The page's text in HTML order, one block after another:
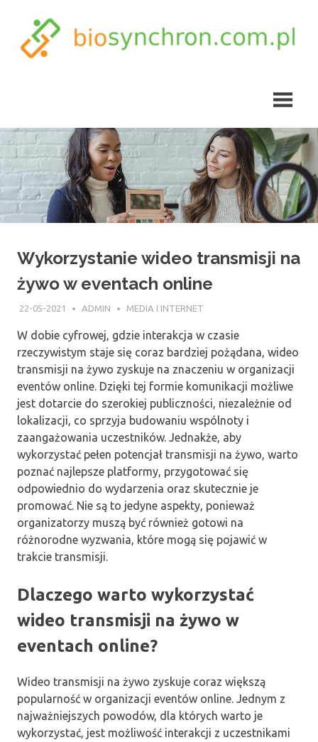
content
Wykorzystanie wideo transmisji na
żywo w eventach online
22-05-2021 ADMIN MEDIA I INTERNET
W dobie cyfrowej, gdzie interakcja w czasie
rzeczywistym staje się coraz bardziej pożądana, wideo
transmisji na żywo zyskuje na znaczeniu w organizacji
eventów online. Dzięki tej formie komunikacji możliwe
jest dotarcie do szerokiej publiczności, niezależnie od
lokalizacji, co sprzyja budowaniu wspólnoty i
zaangażowania uczestników. Jednakże, aby
wykorzystać pełen potencjał transmisji na żywo, warto
poznać najlepsze platformy, przygotować się
odpowiednio do wydarzenia oraz skutecznie je
promować. Nie są to jedyne aspekty, ponieważ
organizatorzy muszą być również gotowi na
różnorodne wyzwania, które mogą się pojawić w
trakcie transmisji.
Dlaczego warto wykorzystać
wideo transmisji na żywo w
eventach online?
Wideo transmisji na żywo zyskuje coraz większą
popularność w organizacji eventów online. Jednym z
najważniejszych powodów, dla których warto je
wykorzystać, jest możliwość interakcji z uczestnikami